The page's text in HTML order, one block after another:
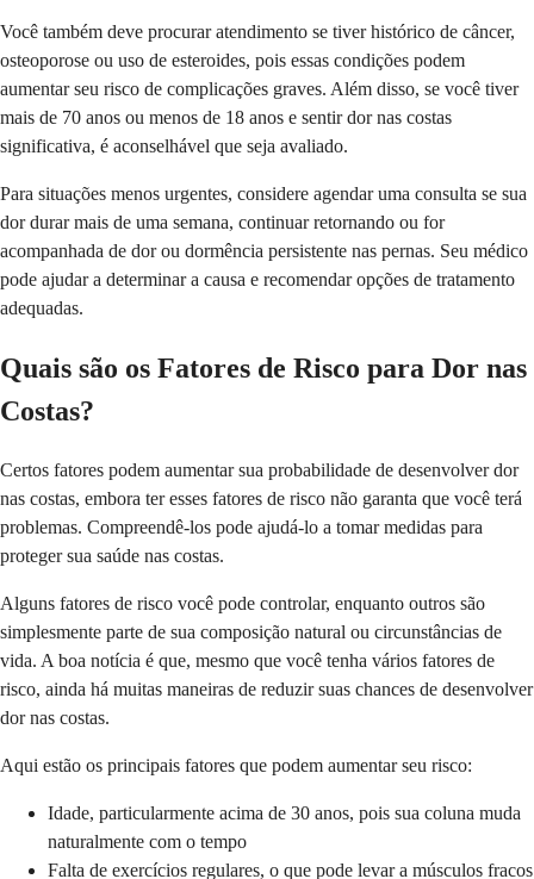
Você também deve procurar atendimento se tiver histórico de câncer,
osteoporose ou uso de esteroides, pois essas condições podem
aumentar seu risco de complicações graves. Além disso, se você tiver
mais de 70 anos ou menos de 18 anos e sentir dor nas costas
significativa, é aconselhável que seja avaliado.
Para situações menos urgentes, considere agendar uma consulta se sua
dor durar mais de uma semana, continuar retornando ou for
acompanhada de dor ou dormência persistente nas pernas. Seu médico
pode ajudar a determinar a causa e recomendar opções de tratamento
adequadas.
Quais são os Fatores de Risco para Dor nas
Costas?
Certos fatores podem aumentar sua probabilidade de desenvolver dor
nas costas, embora ter esses fatores de risco não garanta que você terá
problemas. Compreendê-los pode ajudá-lo a tomar medidas para
proteger sua saúde nas costas.
Alguns fatores de risco você pode controlar, enquanto outros são
simplesmente parte de sua composição natural ou circunstâncias de
vida. A boa notícia é que, mesmo que você tenha vários fatores de
risco, ainda há muitas maneiras de reduzir suas chances de desenvolver
dor nas costas.
Aqui estão os principais fatores que podem aumentar seu risco:
Idade, particularmente acima de 30 anos, pois sua coluna muda
naturalmente com o tempo
Falta de exercícios regulares, o que pode levar a músculos fracos